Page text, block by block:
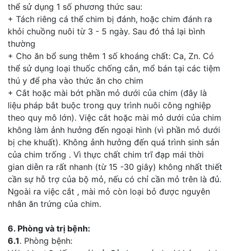
thể sử dụng 1 số phương thức sau:
+ Tách riêng cá thể chim bị đánh, hoặc chim đánh ra
khỏi chuồng nuôi từ 3 - 5 ngày. Sau đó thả lại bình
thường
+ Cho ăn bổ sung thêm 1 số khoáng chất: Ca, Zn. Có
thể sử dụng loại thuốc chống cắn, mổ bán tại các tiệm
thú y để pha vào thức ăn cho chim
+ Cắt hoặc mài bớt phần mỏ dưới của chim (đây là
liệu pháp bắt buộc trong quy trình nuôi công nghiệp
theo quy mô lớn). Việc cắt hoặc mài mỏ dưới của chim
không làm ảnh hưởng đến ngoại hình (vì phần mỏ dưới
bị che khuất). Không ảnh hưởng đến quá trình sinh sản
của chim trống . Vì thực chất chim trĩ đạp mái thời
gian diễn ra rất nhanh (từ 15 -30 giây) không nhất thiết
cần sự hỗ trợ của bộ mỏ, nếu có chỉ cần mỏ trên là đủ.
Ngoài ra việc cắt , mài mỏ còn loại bỏ được nguyên
nhân ăn trứng của chim.
6. Phòng và trị bệnh:
6.1. Phòng bệnh: